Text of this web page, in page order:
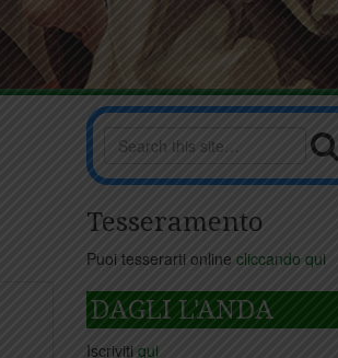
Tesseramento
Puoi tesserarti online cliccando qui
DAGLI L'ANDA
Iscriviti qui